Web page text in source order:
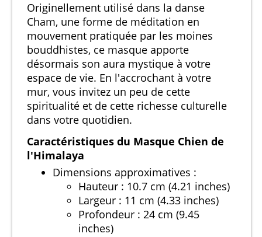
Originellement utilisé dans la danse
Cham, une forme de méditation en
mouvement pratiquée par les moines
bouddhistes, ce masque apporte
désormais son aura mystique à votre
espace de vie. En l'accrochant à votre
mur, vous invitez un peu de cette
spiritualité et de cette richesse culturelle
dans votre quotidien.
Caractéristiques du Masque Chien de
l'Himalaya
Dimensions approximatives :
Hauteur : 10.7 cm (4.21 inches)
Largeur : 11 cm (4.33 inches)
Profondeur : 24 cm (9.45
inches)